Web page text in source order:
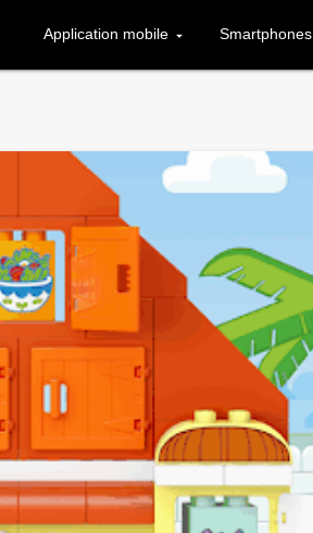
Application mobile Smartphones